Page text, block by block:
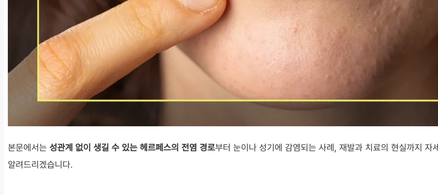
본문에서는 성관계 없이 생길 수 있는 헤르페스의 전염 경로부터 눈이나 성기에 감염되는 사례, 재발과 치료의 현실까지 자
알려드리겠습니다.